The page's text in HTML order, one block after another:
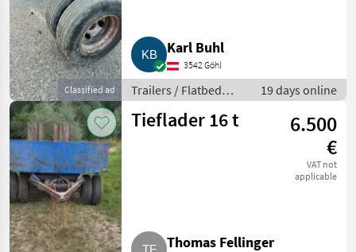
Classified ad
Karl Buhl
3542 Göhl
Trailers / Flatbed
trailers
19 days online
Tieflader 16 t
6.500
€
VAT not
applicable
Thomas Fellinger